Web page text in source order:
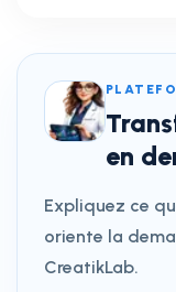
en
Expliquez ce
oriente la
CreatikLab.